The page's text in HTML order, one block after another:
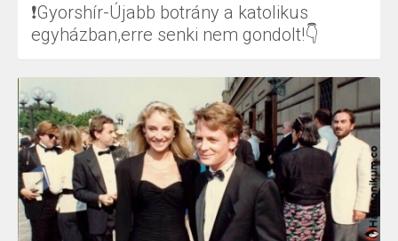
❗Gyorshír-Újabb botrány a katolikus
egyházban,erre senki nem gondolt!👇